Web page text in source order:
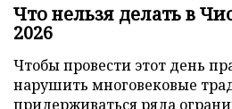
Что нельзя делать в
2026
Чтобы провести этот день
нарушить многовековые
придерживаться ряда